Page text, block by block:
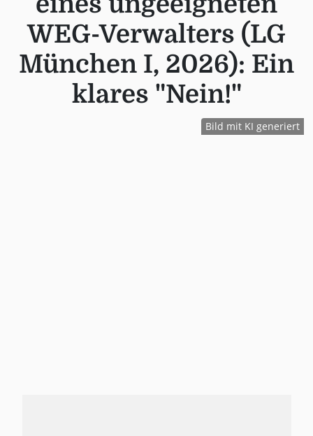
WEG-Verwalters (LG
München I, 2026): Ein
klares "Nein!"
Bild mit KI generiert